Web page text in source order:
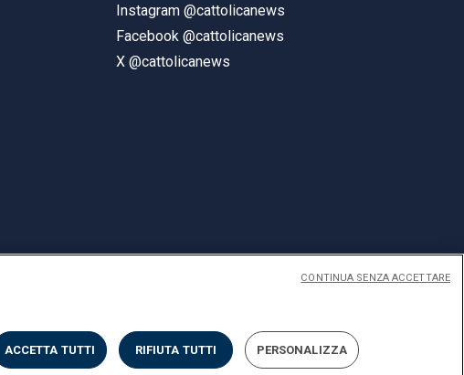
Instagram @cattolicanews
Facebook @cattolicanews
X @cattolicanews
ACCETTA TUTTI RIFIUTA TUTTI PERSONALIZZA
CONTINUA SENZA ACCETTARE